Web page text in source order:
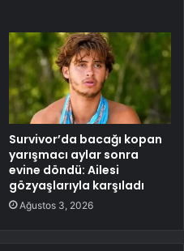
Survivor’da bacağı kopan
yarışmacı aylar sonra
evine döndü: Ailesi
gözyaşlarıyla karşıladı
Ağustos 3, 2026